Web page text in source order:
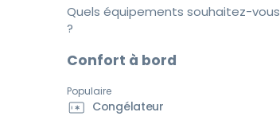
Quels équipements souhaitez-vous
?
Confort à bord
Populaire
Congélateur